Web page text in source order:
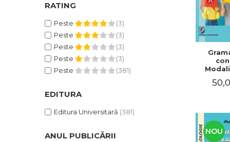
RATING
Peste
(3)
Peste
(3)
Peste
(3)
Peste
(3)
Peste
(381)
EDITURA
Editura Universitară (381)
ANUL PUBLICĂRII NOU